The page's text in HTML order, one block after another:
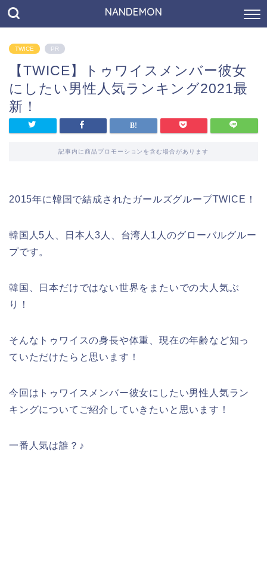
NANDEMON
TWICE PR
【TWICE】トゥワイスメンバー彼女
にしたい男性人気ランキング2021最
新！
記事内に商品プロモーションを含む場合があります
2015年に韓国で結成されたガールズグループTWICE！
韓国人5人、日本人3人、台湾人1人のグローバルグルー
プです。
韓国、日本だけではない世界をまたいでの大人気ぶ
り！
そんなトゥワイスの身長や体重、現在の年齢など知っ
ていただけたらと思います！
今回はトゥワイスメンバー彼女にしたい男性人気ラン
キングについてご紹介していきたいと思います！
一番人気は誰？♪